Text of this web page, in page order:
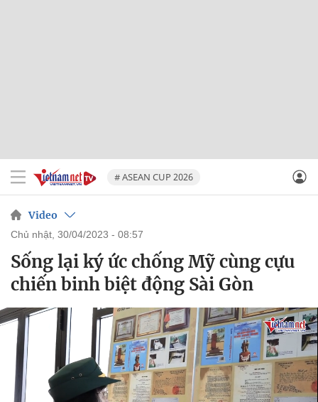
# ASEAN CUP 2026
Video
chủ nhật, 30/04/2023 - 08:57
Sống lại ký ức chống Mỹ cùng cựu
chiến binh biệt động Sài Gòn